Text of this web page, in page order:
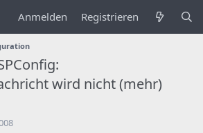
Anmelden Registrieren
wird nicht (mehr)